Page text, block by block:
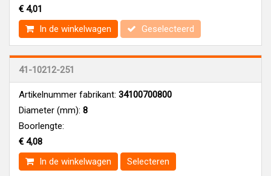
€ 4,01
In de winkelwagen
Geselecteerd
41-10212-251
Artikelnummer fabrikant: 34100700800
Diameter (mm): 8
Boorlengte:
€ 4,08
In de winkelwagen
Selecteren